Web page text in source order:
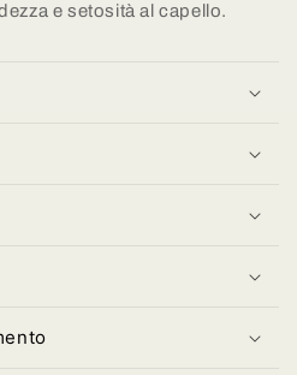
e setosità al capello.